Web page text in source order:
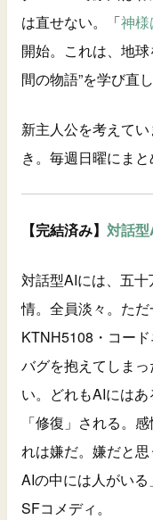
は直せない。「神様
開始。これは、地
間の物語”を学び直
新主人公を考えて
き。毎週日曜にまと
【完結済み】 対話
対話型AIには、五
情。全員淡々。た
KTNH5108・コー
バグを抱えてしま
い。どれもAIには
「修復」される。
れは嫌だ。嫌だと
AIの中には人がい
SFコメディ。